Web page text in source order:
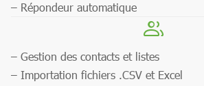
– Répondeur automatique
– Gestion des contacts et listes
– Importation fichiers .CSV et Excel